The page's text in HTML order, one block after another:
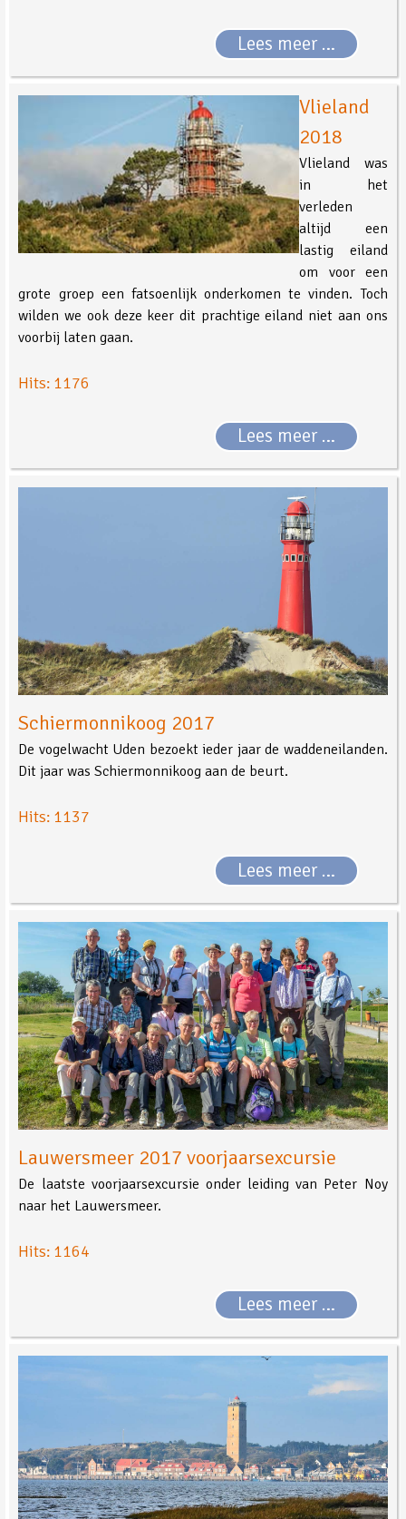
Lees meer …
Vlieland
2018
Vlieland was
in het
verleden
altijd een
lastig eiland
om voor een
grote groep een fatsoenlijk onderkomen te vinden. Toch
wilden we ook deze keer dit prachtige eiland niet aan ons
voorbij laten gaan.
Hits: 1176
Lees meer …
Schiermonnikoog 2017
De vogelwacht Uden bezoekt ieder jaar de waddeneilanden.
Dit jaar was Schiermonnikoog aan de beurt.
Hits: 1137
Lees meer …
Lauwersmeer 2017 voorjaarsexcursie
De laatste voorjaarsexcursie onder leiding van Peter Noy
naar het Lauwersmeer.
Hits: 1164
Lees meer …